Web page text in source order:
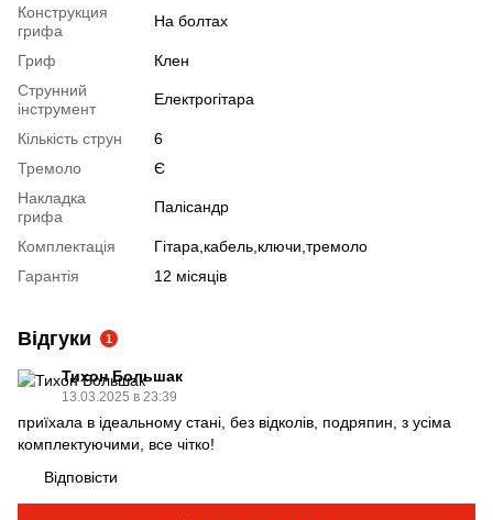
Конструкция
грифа
На болтах
Гриф
Клен
Струнний
інструмент
Електрогітара
Кількість струн
6
Тремоло
Є
Накладка
грифа
Палісандр
Комплектація
Гітара,кабель,ключи,тремоло
Гарантія
12 місяців
Відгуки 1
Тихон Большак
13.03.2025 в 23:39
приїхала в ідеальному стані, без відколів, подряпин, з усіма
комплектуючими, все чітко!
Відповісти